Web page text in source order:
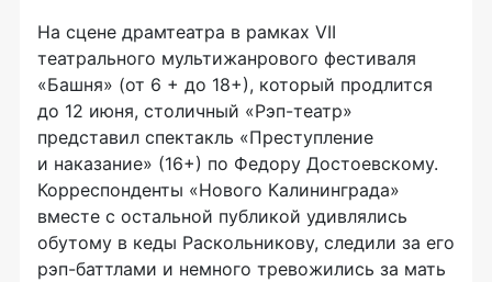
На сцене драмтеатра в рамках VII
театрального мультижанрового фестиваля
«Башня» (от 6 + до 18+), который продлится
до 12 июня, столичный «Рэп-театр»
представил спектакль «Преступление
и наказание» (16+) по Федору Достоевскому.
Корреспонденты «Нового Калининграда»
вместе с остальной публикой удивлялись
обутому в кеды Раскольникову, следили за его
рэп-баттлами и немного тревожились за мать